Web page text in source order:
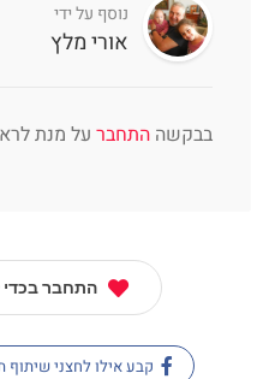
נוסף על ידי
אורי מלץ
בבקשה התחבר על מנת
התחבר בכדי
קבע אילו לחצני שיתוף